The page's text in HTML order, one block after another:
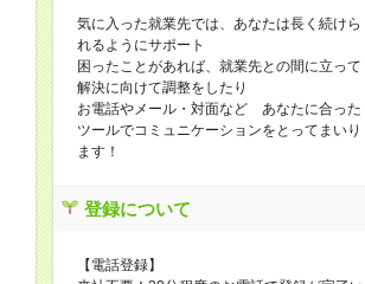
気に入った就業先では、あなたは長く続けら
れるようにサポート
困ったことがあれば、就業先との間に立って
解決に向けて調整をしたり
お電話やメール・対面など あなたに合った
ツールでコミュニケーションをとってまいり
ます！
登録について
【電話登録】